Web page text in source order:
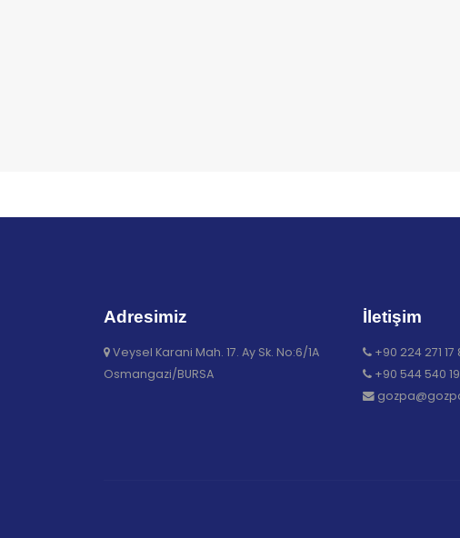
Adresimiz
Veysel Karani Mah. 17. Ay Sk. No:6/1A
Osmangazi/BURSA
İletişim
+90 224 271 17
+90 544 540 19